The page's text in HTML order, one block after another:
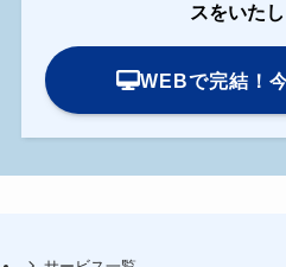
スをいたし
WEBで完結！